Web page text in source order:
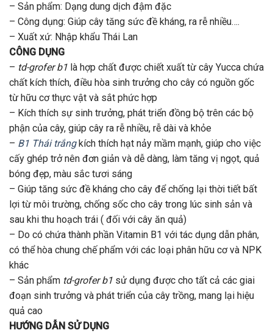
– Sản phẩm: Dạng dung dịch đậm đặc
– Công dụng: Giúp cây tăng sức đề kháng, ra rễ nhiều….
– Xuất xứ: Nhập khẩu Thái Lan
CÔNG DỤNG
– td-grofer b1 là hợp chất được chiết xuất từ cây Yucca chứa
chất kích thích, điều hòa sinh trưởng cho cây có nguồn gốc
từ hữu cơ thực vật và sắt phức hợp
– Kích thích sự sinh trưởng, phát triển đồng bộ trên các bộ
phận của cây, giúp cây ra rễ nhiều, rễ dài và khỏe
– B1 Thái trắngkích thích hạt nảy mầm mạnh, giúp cho việc
cấy ghép trở nên đơn giản và dễ dàng, làm tăng vị ngọt, quả
bóng đẹp, màu sắc tươi sáng
– Giúp tăng sức đề kháng cho cây để chống lại thời tiết bất
lợi từ môi trường, chống sốc cho cây trong lúc sinh sản và
sau khi thu hoạch trái ( đối với cây ăn quả)
– Do có chứa thành phần Vitamin B1 với tác dụng dẫn phân,
có thể hòa chung chế phẩm với các loại phân hữu cơ và NPK
khác
– Sản phẩm td-grofer b1 sử dụng được cho tất cả các giai
đoạn sinh trưởng và phát triển của cây trồng, mang lại hiệu
quả cao
HƯỚNG DẪN SỬ DỤNG